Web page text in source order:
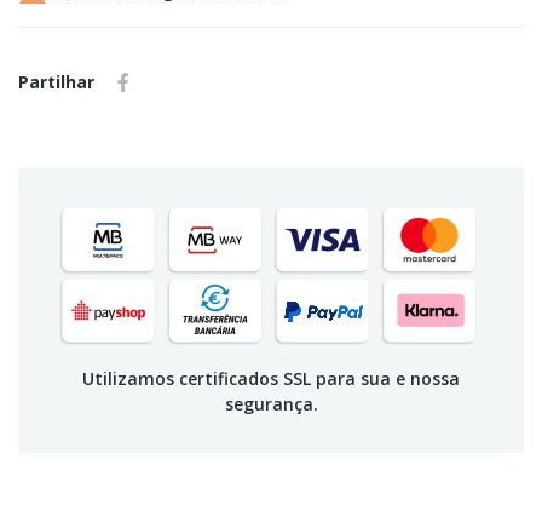
Partilhar
Utilizamos certificados SSL para sua e nossa
segurança.